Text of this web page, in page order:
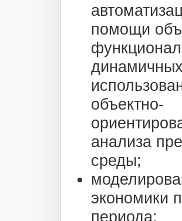
помощи
объектно-
анализа
среды;
экономики
периода;